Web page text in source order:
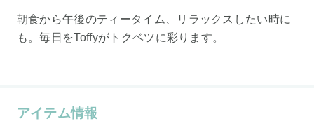
朝食から午後のティータイム、リラックスしたい時に
も。毎日をToffyがトクベツに彩ります。
アイテム情報